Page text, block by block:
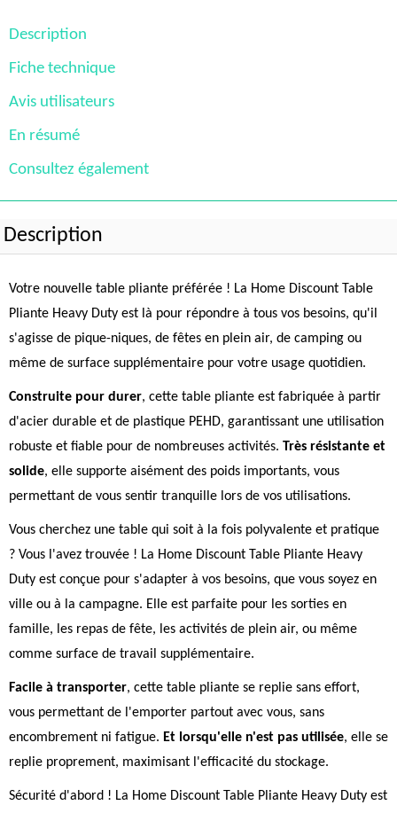
Description
Fiche technique
Avis utilisateurs
En résumé
Consultez également
Description
Votre nouvelle table pliante préférée ! La Home Discount Table
Pliante Heavy Duty est là pour répondre à tous vos besoins, qu'il
s'agisse de pique-niques, de fêtes en plein air, de camping ou
même de surface supplémentaire pour votre usage quotidien.
Construite pour durer, cette table pliante est fabriquée à partir
d'acier durable et de plastique PEHD, garantissant une utilisation
robuste et fiable pour de nombreuses activités. Très résistante et
solide, elle supporte aisément des poids importants, vous
permettant de vous sentir tranquille lors de vos utilisations.
Vous cherchez une table qui soit à la fois polyvalente et pratique
? Vous l'avez trouvée ! La Home Discount Table Pliante Heavy
Duty est conçue pour s'adapter à vos besoins, que vous soyez en
ville ou à la campagne. Elle est parfaite pour les sorties en
famille, les repas de fête, les activités de plein air, ou même
comme surface de travail supplémentaire.
Facile à transporter, cette table pliante se replie sans effort,
vous permettant de l'emporter partout avec vous, sans
encombrement ni fatigue. Et lorsqu'elle n'est pas utilisée, elle se
replie proprement, maximisant l'efficacité du stockage.
Sécurité d'abord ! La Home Discount Table Pliante Heavy Duty est